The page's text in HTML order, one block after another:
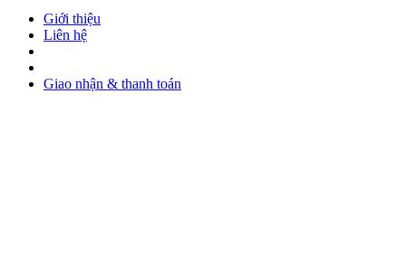
Giới thiệu
Liên hệ
Giao nhận & thanh toán